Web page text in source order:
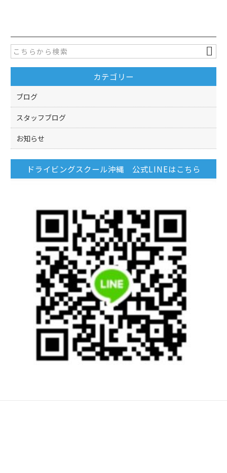
e
b
o
o
k
er
カテゴリー
ブログ
スタッフブログ
お知らせ
ドライビングスクール沖縄 公式LINEはこちら